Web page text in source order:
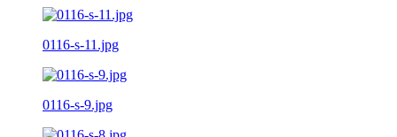
0116-s-11.jpg
0116-s-9.jpg